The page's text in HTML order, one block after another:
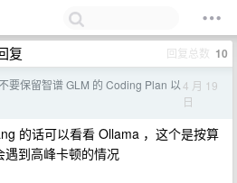
复 回复总数 10
要保留智谱 GLM 的 Coding Plan 以4 月 19
日
的话可以看看 Ollama ，这个是按算
遇到高峰卡顿的情况